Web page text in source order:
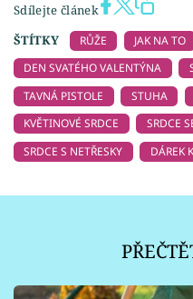
Sdílejte článek
ŠTÍTKY
RŮŽE JAK NA TO
DEN SVATÉHO VALENTÝNA
TAVNÁ PISTOLE
STUHA
KVĚTINOVÉ SRDCE
SRDCE
SRDCE S NETŘESKY
DÁREK